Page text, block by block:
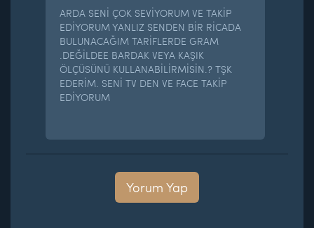
ARDA SENİ ÇOK SEVİYORUM VE TAKİP
EDİYORUM YANLIZ SENDEN BİR RİCADA
BULUNACAĞIM TARİFLERDE GRAM
.DEĞİLDEE BARDAK VEYA KAŞIK
ÖLÇÜSÜNÜ KULLANABİLİRMİSİN.? TŞK
EDERİM. SENİ TV DEN VE FACE TAKİP
EDİYORUM
Yorum Yap